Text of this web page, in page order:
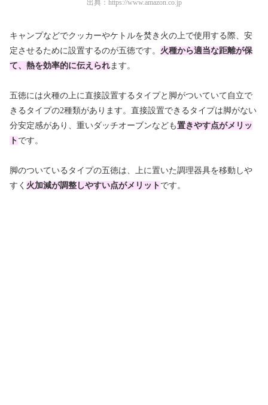
出典： https://www.amazon.co.jp
キャンプなどでクッカーやケトルを焚き火の上で使用する際、安
定させるために設置するのが五徳です。 火種から適当な距離が保
て、熱を効率的に伝えられ ます。
五徳には火種の上に直接設置するタイプと脚がついていて自立で
きるタイプの2種類があります。直接設置できるタイプは脚がない
分安定感があり、重いダッチオーブンなども置きやす点がメリッ
ト です。
脚のついているタイプの五徳は、上に置いた調理器具を移動しや
すく 火加減が調整しやすい点がメリット です。